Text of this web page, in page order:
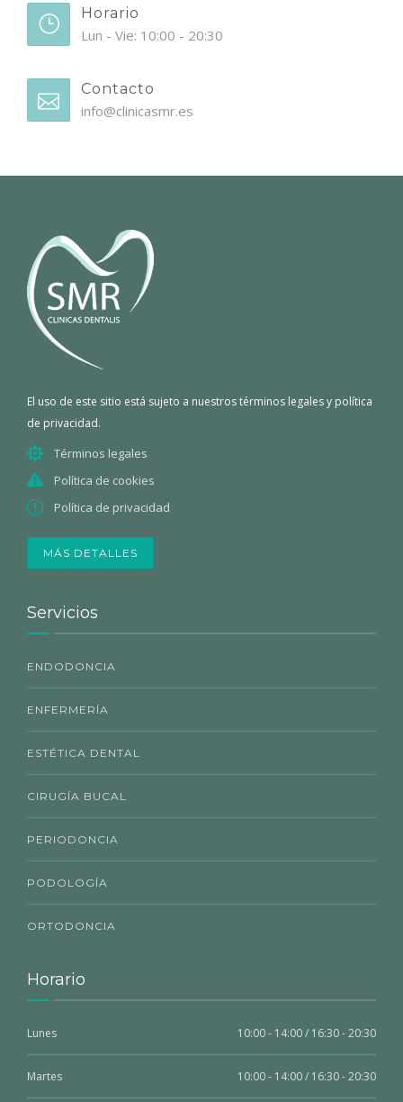
Horario
Lun - Vie: 10:00 - 20:30
Contacto
info@clinicasmr.es
El uso de este sitio está sujeto a nuestros términos legales y política
de privacidad.
Términos legales
Política de cookies
Política de privacidad
MÁS DETALLES
Servicios
ENDODONCIA
ENFERMERÍA
ESTÉTICA DENTAL
CIRUGÍA BUCAL
PERIODONCIA
PODOLOGÍA
ORTODONCIA
Horario
Lunes 10:00 - 14:00 / 16:30 - 20:30
Martes 10:00 - 14:00 / 16:30 - 20:30